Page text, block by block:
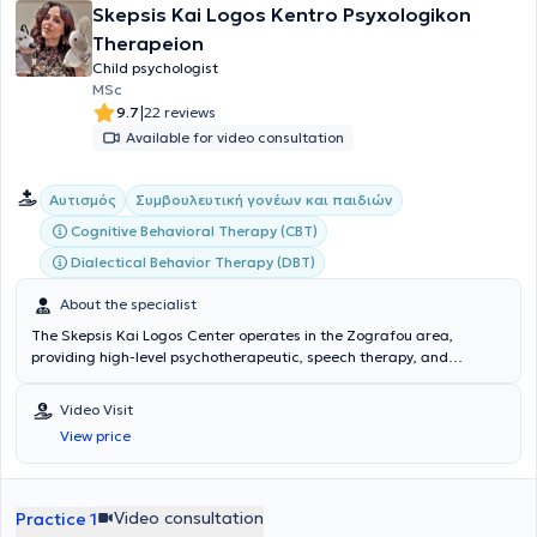
Skepsis Kai Logos Kentro Psyxologikon
Therapeion
Child psychologist
MSc
9.7|22 reviews
Available for video consultation
Αυτισμός
Συμβουλευτική γονέων και παιδιών
Cognitive Behavioral Therapy (CBT)
Dialectical Behavior Therapy (DBT)
About the specialist
The Skepsis Kai Logos Center operates in the Zografou area,
providing high-level psychotherapeutic, speech therapy, and
director of the center is Clinical Psychologist - Occupational
Therapist Skepsis Kai Logos Kentro Psyxologikon Therapeion, with
studies in Psychology and Child Psychology, Cognitive Behavioral
Therapy, as well as Special Education & Training. Additionally, he
various facilities for children and adults. The center is staffed with
experienced and specialized personnel consisting of Psychologists,
Video Visit
View price
Practice 1 Video consultation